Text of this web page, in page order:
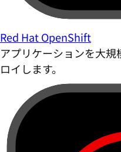
Red Hat OpenShift
アプリケーションを大
ロイします。